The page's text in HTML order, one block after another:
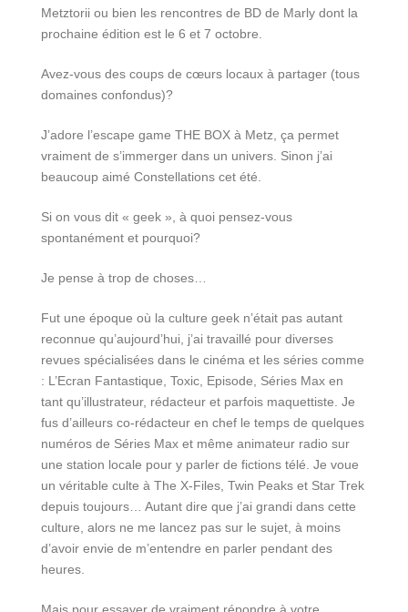
Metztorii ou bien les rencontres de BD de Marly dont la
prochaine édition est le 6 et 7 octobre.
Avez-vous des coups de cœurs locaux à partager (tous
domaines confondus)?
J’adore l’escape game THE BOX à Metz, ça permet
vraiment de s’immerger dans un univers. Sinon j’ai
beaucoup aimé Constellations cet été.
Si on vous dit « geek », à quoi pensez-vous
spontanément et pourquoi?
Je pense à trop de choses…
Fut une époque où la culture geek n’était pas autant
reconnue qu’aujourd’hui, j’ai travaillé pour diverses
revues spécialisées dans le cinéma et les séries comme
: L’Ecran Fantastique, Toxic, Episode, Séries Max en
tant qu’illustrateur, rédacteur et parfois maquettiste. Je
fus d’ailleurs co-rédacteur en chef le temps de quelques
numéros de Séries Max et même animateur radio sur
une station locale pour y parler de fictions télé. Je voue
un véritable culte à The X-Files, Twin Peaks et Star Trek
depuis toujours… Autant dire que j’ai grandi dans cette
culture, alors ne me lancez pas sur le sujet, à moins
d’avoir envie de m’entendre en parler pendant des
heures.